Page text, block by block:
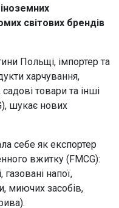
світових брендів
Польщі, імпортер та
харчування,
товари та інші
шукає нових
себе як експортер
вжитку (FMCG):
напої,
миючих засобів,